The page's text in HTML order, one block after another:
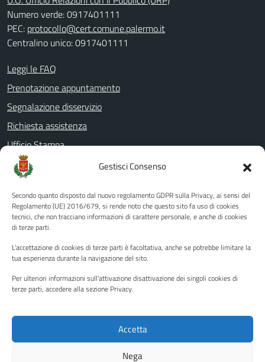
Gestisci Consenso
Secondo quanto disposto dal nuovo regolamento GDPR sulla Privacy, ai sensi del
Regolamento (UE) 2016/679, si rende noto che questo sito fa uso di cookies
tecnici, che non tracciano informazioni di carattere personale, e anche di cookies
di terze parti.
L'accettazione di cookies di terze parti è facoltativa, anche se potrebbe limitare la
tua esperienza durante la navigazione del sito.
Per ulteriori informazioni sull'attivazione disattivazione dei singoli cookies di
terze parti, accedere alla sezione Privacy.
Accetta
Nega
Numero verde: 0917401111
PEC: protocollo@cert.comune.palermo.it
Centralino unico: 0917401111
Leggi le FAQ
Prenotazione appuntamento
Segnalazione disservizio
Richiesta assistenza
Ufficio Stampa
Amministrazione Trasparente
Albo pretorio
Informativa privacy
Note legali
Piano di miglioramento del sito
Instagram